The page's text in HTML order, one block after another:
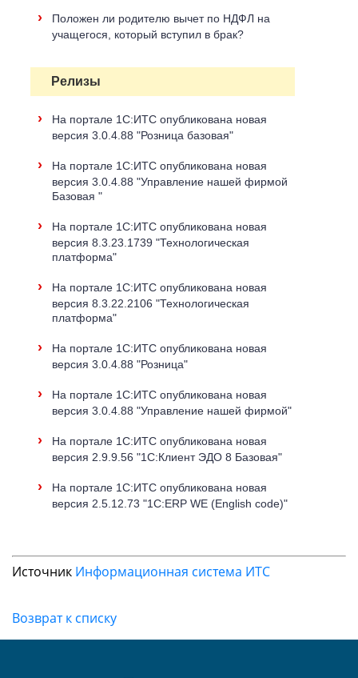
›
Положен ли родителю вычет по НДФЛ на
учащегося, который вступил в брак?
Релизы
›
На портале 1С:ИТС опубликована новая
версия 3.0.4.88 "Розница базовая"
›
На портале 1С:ИТС опубликована новая
версия 3.0.4.88 "Управление нашей фирмой
Базовая "
›
На портале 1С:ИТС опубликована новая
версия 8.3.23.1739 "Технологическая
платформа"
›
На портале 1С:ИТС опубликована новая
версия 8.3.22.2106 "Технологическая
платформа"
›
На портале 1С:ИТС опубликована новая
версия 3.0.4.88 "Розница"
›
На портале 1С:ИТС опубликована новая
версия 3.0.4.88 "Управление нашей фирмой"
›
На портале 1С:ИТС опубликована новая
версия 2.9.9.56 "1С:Клиент ЭДО 8 Базовая"
›
На портале 1С:ИТС опубликована новая
версия 2.5.12.73 "1C:ERP WE (English code)"
Источник Информационная система ИТС
Возврат к списку